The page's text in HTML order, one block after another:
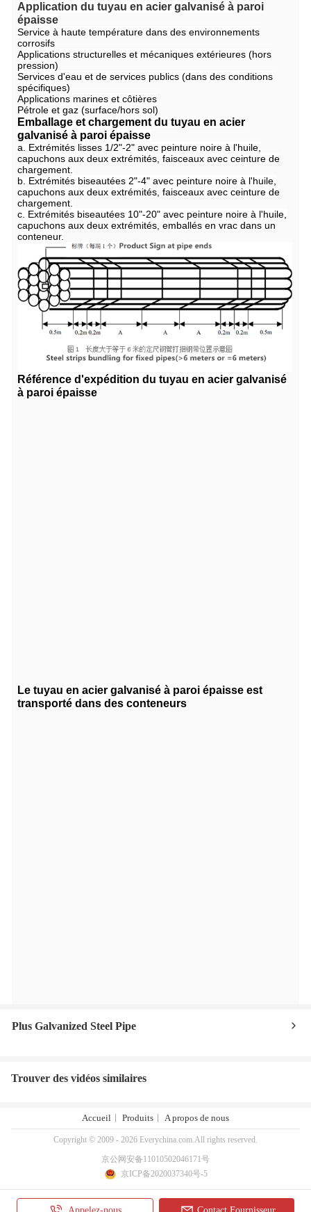
Application du tuyau en acier galvanisé à paroi
épaisse
Service à haute température dans des environnements
corrosifs
Applications structurelles et mécaniques extérieures (hors
pression)
Services d'eau et de services publics (dans des conditions
spécifiques)
Applications marines et côtières
Pétrole et gaz (surface/hors sol)
Emballage et chargement du tuyau en acier
galvanisé à paroi épaisse
a. Extrémités lisses 1/2"-2" avec peinture noire à l'huile,
capuchons aux deux extrémités, faisceaux avec ceinture de
chargement.
b. Extrémités biseautées 2"-4" avec peinture noire à l'huile,
capuchons aux deux extrémités, faisceaux avec ceinture de
chargement.
c. Extrémités biseautées 10"-20" avec peinture noire à l'huile,
capuchons aux deux extrémités, emballés en vrac dans un
conteneur.
Référence d'expédition du tuyau en acier galvanisé
à paroi épaisse
Le tuyau en acier galvanisé à paroi épaisse est
transporté dans des conteneurs
Plus Galvanized Steel Pipe
Trouver des vidéos similaires
Appelez-nous Contact Fournisseur
Accueil Produits A propos de nous
Copyright © 2009 - 2026 Everychina.com.All rights reserved.
京公网安备11010502046171号
京ICP备2020037340号-5